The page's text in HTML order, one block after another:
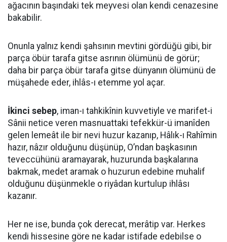
ağacının başındaki tek meyvesi olan kendi cenazesine
bakabilir.
Onunla yalnız kendi şahsının mevtini gördüğü gibi, bir
parça öbür tarafa gitse asrının ölümünü de görür;
daha bir parça öbür tarafa gitse dünyanın ölümünü de
müşahede eder, ihlâs-ı etemme yol açar.
İkinci sebep, iman-ı tahkikînin kuvvetiyle ve marifet-i
Sânii netice veren masnuattaki tefekkür-ü imanîden
gelen lemeât ile bir nevi huzur kazanıp, Hâlık-ı Rahîmin
hazır, nâzır olduğunu düşünüp, O’ndan başkasının
teveccühünü aramayarak, huzurunda başkalarına
bakmak, medet aramak o huzurun edebine muhalif
olduğunu düşünmekle o riyâdan kurtulup ihlâsı
kazanır.
Her ne ise, bunda çok derecat, merâtip var. Herkes
kendi hissesine göre ne kadar istifade edebilse o